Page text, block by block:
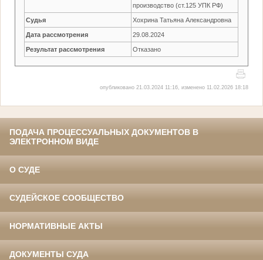
производство (ст.125 УПК РФ)
Судья Хохрина Татьяна Александровна
Дата рассмотрения 29.08.2024
Результат рассмотрения Отказано
опубликовано 21.03.2024 11:16, изменено 11.02.2026 18:18
ПОДАЧА ПРОЦЕССУАЛЬНЫХ ДОКУМЕНТОВ В
ЭЛЕКТРОННОМ ВИДЕ
О СУДЕ
СУДЕЙСКОЕ СООБЩЕСТВО
НОРМАТИВНЫЕ АКТЫ
ДОКУМЕНТЫ СУДА